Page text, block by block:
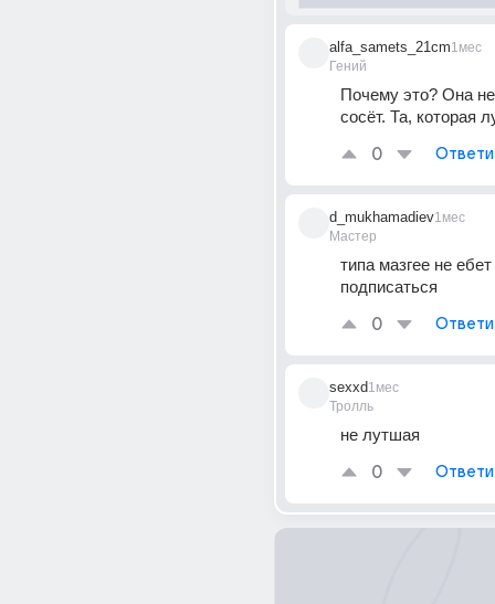
alfa_samets_21cm
Гений
1мес
Почему это? Она
сосёт. Та, которая
0
d_mukhamadiev
Мастер
1мес
типа мазгее не
подписаться
0
sexxd
Тролль
1мес
не лутшая
0